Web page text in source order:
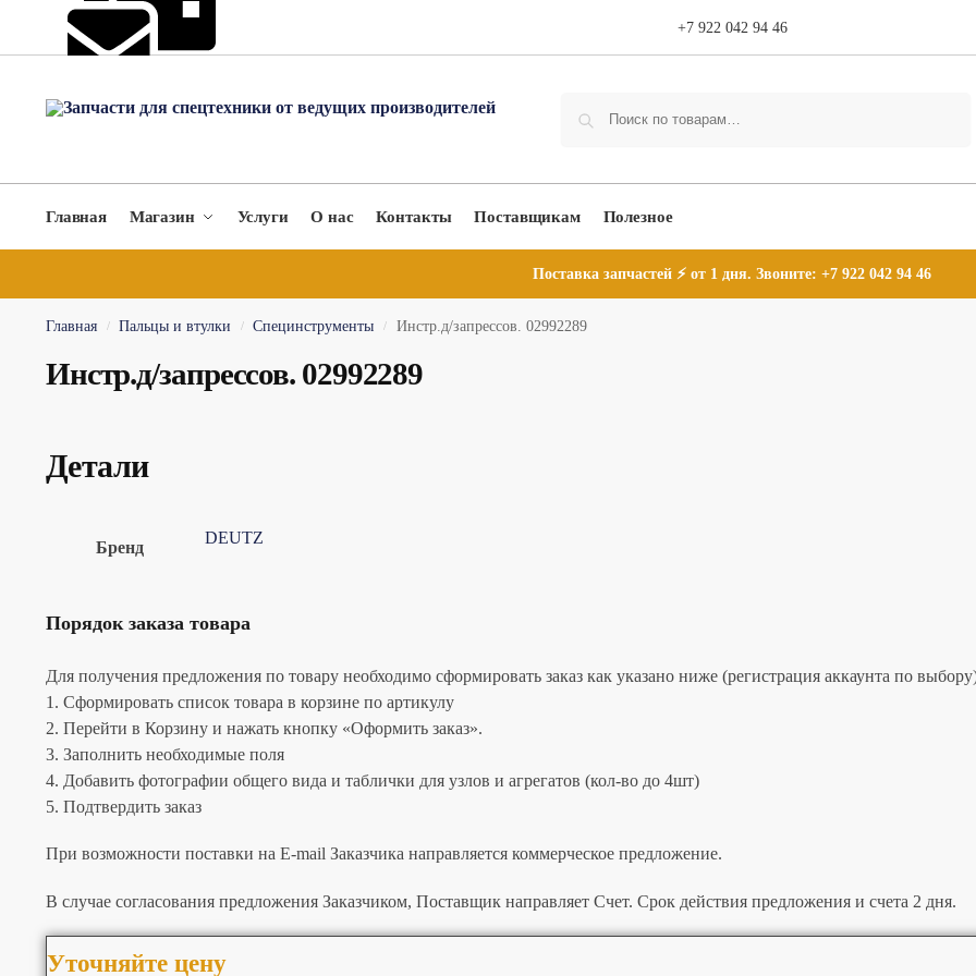
+7 922 042 94 46
Главная Магазин Услуги О нас Контакты Поставщикам Полезное
Поставка запчастей ⚡ от 1 дня. Звоните: +7 922 042 94 46
Главная / Пальцы и втулки / Специнструменты / Инстр.д/запрессов. 02992289
Инстр.д/запрессов. 02992289
Детали
Бренд
DEUTZ
Порядок заказа товара
Для получения предложения по товару необходимо сформировать заказ как указано ниже (регистрация аккаунта по
1. Сформировать список товара в корзине по артикулу
2. Перейти в Корзину и нажать кнопку «Оформить заказ».
3. Заполнить необходимые поля
4. Добавить фотографии общего вида и таблички для узлов и агрегатов (кол-во до 4шт)
5. Подтвердить заказ
При возможности поставки на E-mail Заказчика направляется коммерческое предложение.
В случае согласования предложения Заказчиком, Поставщик направляет Счет. Срок действия предложения и счета 2 дня.
Уточняйте цену